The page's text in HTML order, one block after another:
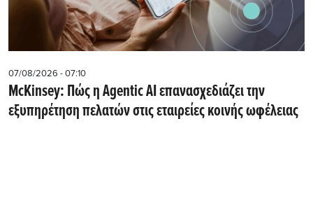
07/08/2026 - 07:10
McKinsey: Πώς η Agentic AI επανασχεδιάζει την
εξυπηρέτηση πελατών στις εταιρείες κοινής ωφέλειας